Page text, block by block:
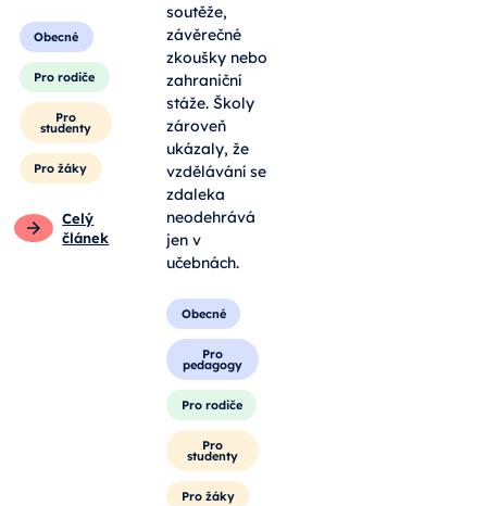
Obecné
Pro rodiče
Pro
studenty
Pro žáky
Celý
článek
soutěže,
závěrečné
zkoušky nebo
zahraniční
stáže. Školy
zároveň
ukázaly, že
vzdělávání se
zdaleka
neodehrává
jen v
učebnách.
Obecné
Pro
pedagogy
Pro rodiče
Pro
studenty
Pro žáky